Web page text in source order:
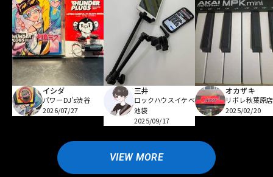
イシダ
パワーDJ's渋谷
2026/07/27
三井
ロックハウスイケベ
池袋
2025/09/17
オカザキ
リボレ秋葉原店
2025/02/20
VIEW MORE